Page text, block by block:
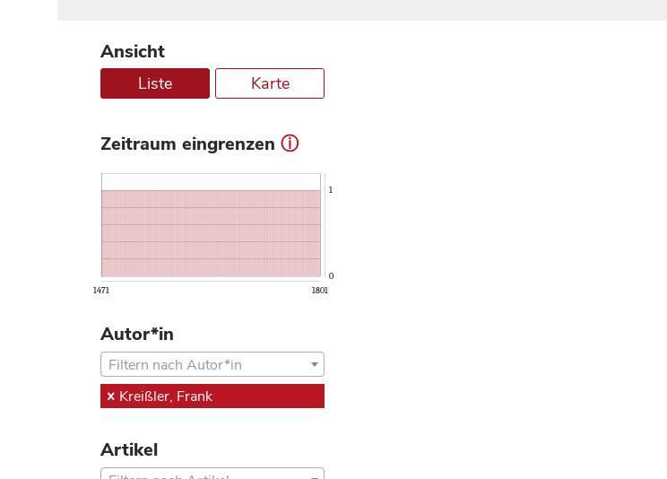
Ansicht
Liste Karte
Zeitraum eingrenzen ⓘ
1471 1801
0
1
Autor*in
Filtern nach Autor*in
Kreißler, Frank
Artikel